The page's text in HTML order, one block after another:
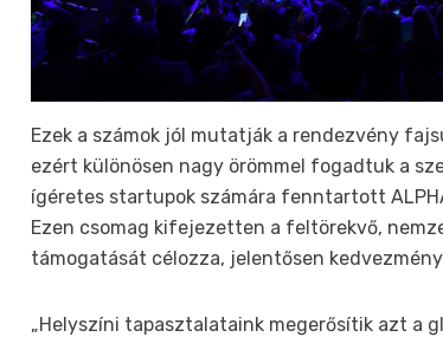
Ezek a számok jól mutatják a rendezvény
ezért különösen nagy örömmel fogadtuk a
ígéretes startupok számára fenntartott
Ezen csomag kifejezetten a feltörekvő,
támogatását célozza, jelentősen
„Helyszíni tapasztalataink megerősítik azt a